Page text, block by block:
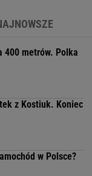
400 metrów. Polka
z Kostiuk. Koniec
w Polsce?